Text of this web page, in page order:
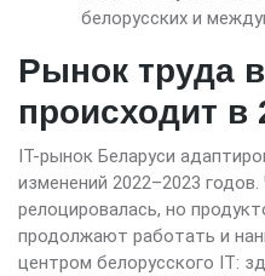
белорусских и
Рынок труда
происходит в
IT-рынок Беларуси
изменений 2022–2023
релоцировалась, но
продолжают работать и
центром белорусского IT: